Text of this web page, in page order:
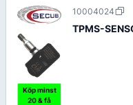
Köp minst
20 & få
10004024
TPMS-